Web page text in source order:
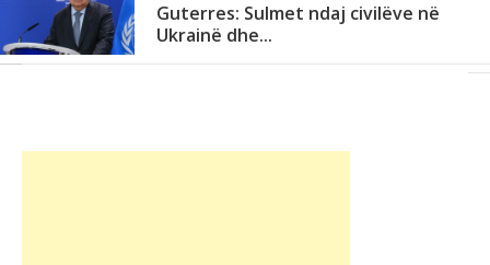
Guterres: Sulmet ndaj civilëve në
Ukrainë dhe...